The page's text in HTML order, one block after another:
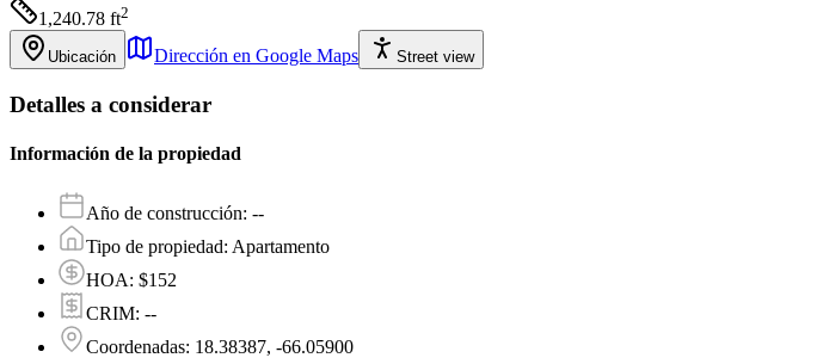
1,240.78 ft2
Ubicación Dirección en Google Maps Street view
Detalles a considerar
Información de la propiedad
Año de construcción: --
Tipo de propiedad: Apartamento
HOA: $152
CRIM: --
Coordenadas: 18.38387, -66.05900